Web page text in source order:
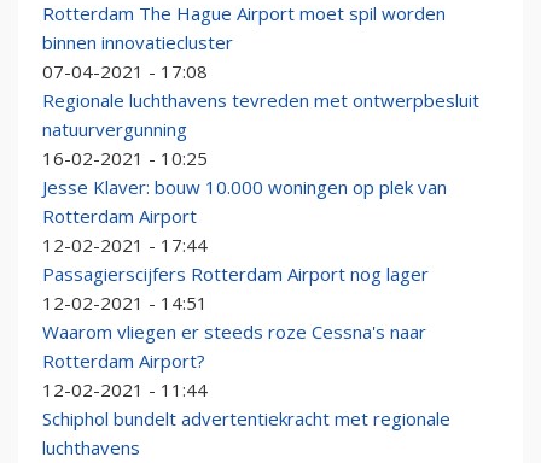
Rotterdam The Hague Airport moet spil worden
binnen innovatiecluster
07-04-2021 - 17:08
Regionale luchthavens tevreden met ontwerpbesluit
natuurvergunning
16-02-2021 - 10:25
Jesse Klaver: bouw 10.000 woningen op plek van
Rotterdam Airport
12-02-2021 - 17:44
Passagierscijfers Rotterdam Airport nog lager
12-02-2021 - 14:51
Waarom vliegen er steeds roze Cessna's naar
Rotterdam Airport?
12-02-2021 - 11:44
Schiphol bundelt advertentiekracht met regionale
luchthavens